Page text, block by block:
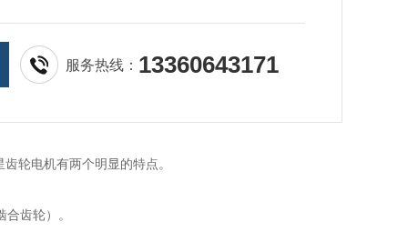
服务热线： 13360643171
轮电机有两个明显的特点。
齿轮）。